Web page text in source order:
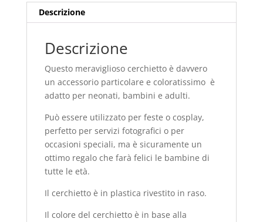
Descrizione
Descrizione
Questo meraviglioso cerchietto è davvero
un accessorio particolare e coloratissimo è
adatto per neonati, bambini e adulti.
Può essere utilizzato per feste o cosplay,
perfetto per servizi fotografici o per
occasioni speciali, ma è sicuramente un
ottimo regalo che farà felici le bambine di
tutte le età.
Il cerchietto è in plastica rivestito in raso.
Il colore del cerchietto è in base alla